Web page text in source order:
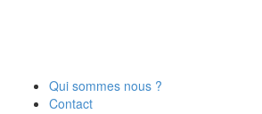
Qui sommes nous ?
Contact